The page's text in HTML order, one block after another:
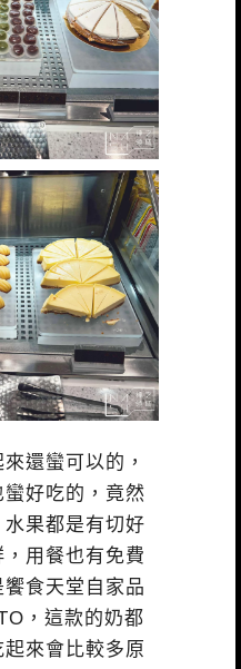
還蠻可以的，
好吃的，竟然
果都是有切好
用餐也有免費
食天堂自家品
，這款的奶都
來會比較多原